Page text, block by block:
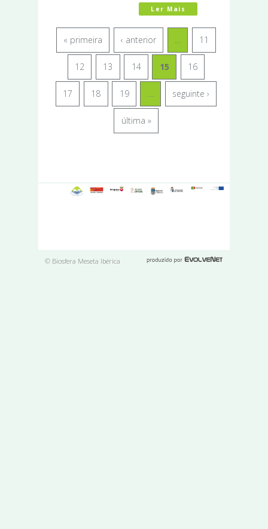
Ler Mais
« primeira ‹ anterior … 11
12 13 14 15 16
17 18 19 … seguinte ›
última »
© Biosfera Meseta Ibérica